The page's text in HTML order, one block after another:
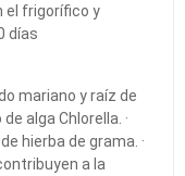
el frigorífico y
días
mariano y raíz de
alga Chlorella. ·
hierba de grama. ·
a la